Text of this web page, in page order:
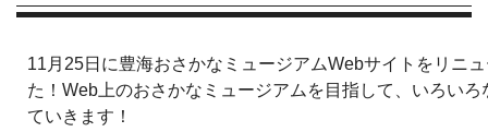
11月25日に豊海おさかなミュージアムWebサイトをリニ
た！Web上のおさかなミュージアムを目指して、いろい
ていきます！